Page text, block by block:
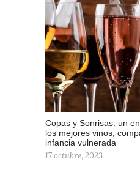
Copas y Sonrisas: un
los mejores vinos,
infancia vulnerada
17 octubre, 2023